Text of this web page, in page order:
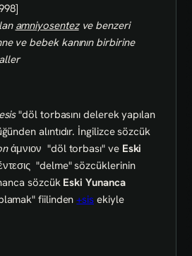
amniyosentezve benzeri
ve bebek kanının birbirine
"döl torbasını delerek yapılan
alıntıdır. İngilizce sözcük
άμνιον "döl torbası" ve Eski
"delme" sözcüklerinin
sözcük Eski Yunanca
fiilinden+sis ekiyle